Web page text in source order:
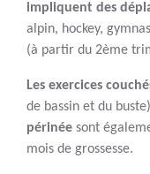
impliquent des
alpin, hockey,
(à partir du 2ème
Les exercices
de bassin et du
périnée sont
mois de grossesse.